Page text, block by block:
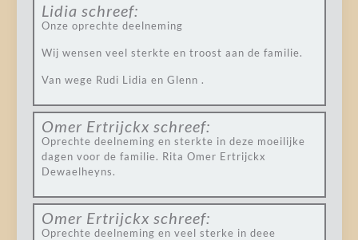
Lidia schreef:
Onze oprechte deelneming
Wij wensen veel sterkte en troost aan de familie.
Van wege Rudi Lidia en Glenn .
Omer Ertrijckx schreef:
Oprechte deelneming en sterkte in deze moeilijke
dagen voor de familie. Rita Omer Ertrijckx
Dewaelheyns.
Omer Ertrijckx schreef:
Oprechte deelneming en veel sterke in deee